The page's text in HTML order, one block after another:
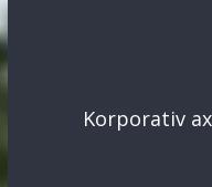
Korporativ